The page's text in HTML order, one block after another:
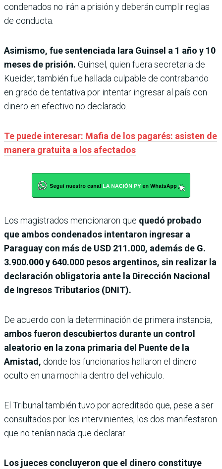
condenados no irán a prisión y deberán cumplir reglas
de conducta.
Asimismo, fue sentenciada Iara Guinsel a 1 año y 10
meses de prisión. Guinsel, quien fuera secretaria de
Kueider, también fue hallada culpable de contrabando
en grado de tentativa por intentar ingresar al país con
dinero en efectivo no declarado.
Te puede interesar: Mafia de los pagarés: asisten de
manera gratuita a los afectados
Los magistrados mencionaron que quedó probado
que ambos condenados intentaron ingresar a
Paraguay con más de USD 211.000, además de G.
3.900.000 y 640.000 pesos argentinos, sin realizar la
declaración obligatoria ante la Dirección Nacional
de Ingresos Tributarios (DNIT).
De acuerdo con la determinación de primera instancia,
ambos fueron descubiertos durante un control
aleatorio en la zona primaria del Puente de la
Amistad, donde los funcionarios hallaron el dinero
oculto en una mochila dentro del vehículo.
El Tribunal también tuvo por acreditado que, pese a ser
consultados por los intervinientes, los dos manifestaron
que no tenían nada que declarar.
Los jueces concluyeron que el dinero constituye